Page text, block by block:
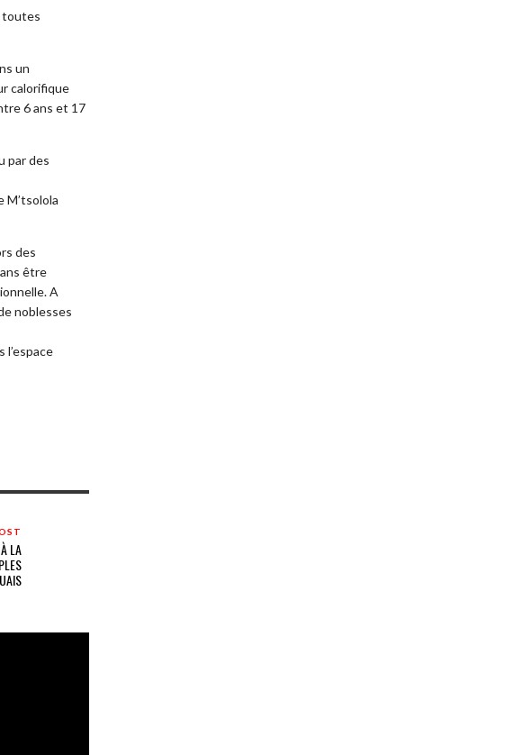
toutes
un
calorifique
6 ans et 17
par des
M’tsolola
des
être
A
noblesses
l’espace
LA